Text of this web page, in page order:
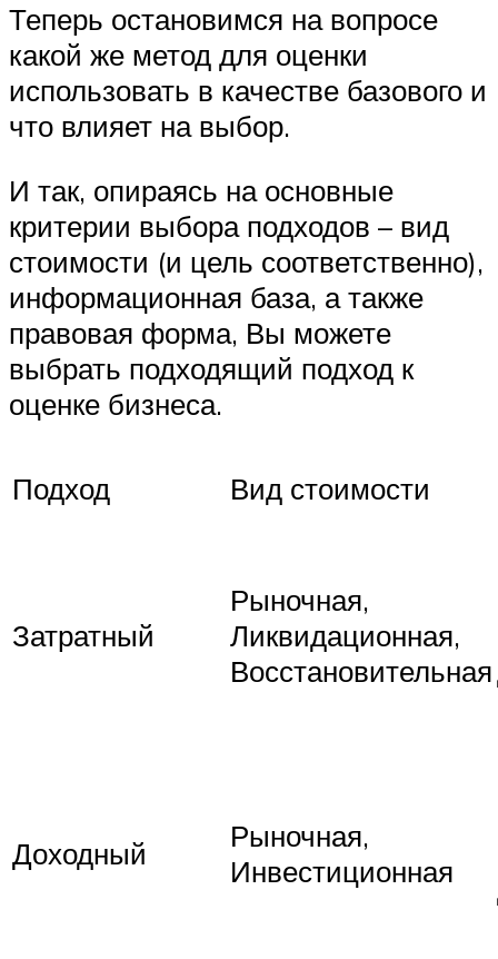
Теперь остановимся на вопросе
какой же метод для оценки
использовать в качестве базового и
что влияет на выбор.
И так, опираясь на основные
критерии выбора подходов – вид
стоимости (и цель соответственно),
информационная база, а также
правовая форма, Вы можете
выбрать подходящий подход к
оценке бизнеса.
Подход Вид стоимости
Затратный
Рыночная,
Ликвидационная,
Восстановительная
Доходный
Рыночная,
Инвестиционная